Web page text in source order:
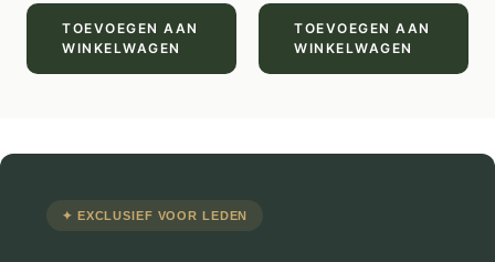
TOEVOEGEN AAN
WINKELWAGEN
TOEVOEGEN AAN
WINKELWAGEN
✦ EXCLUSIEF VOOR LEDEN